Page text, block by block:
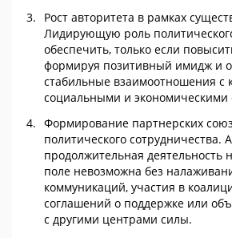
Рост авторитета в рамках
Лидирующую роль
обеспечить, только если
формируя позитивный имидж и
стабильные взаимоотношения с
социальными и экономическими
Формирование партнерских
политического сотрудничества.
продолжительная деятельность
поле невозможна без
коммуникаций, участия в
соглашений о поддержке или
с другими центрами силы.